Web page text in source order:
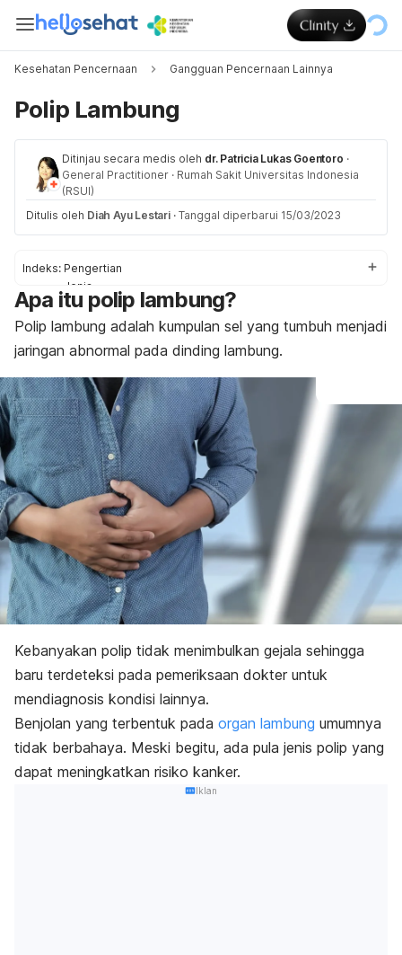
Kesehatan Pencernaan Gangguan Pencernaan Lainnya
Polip Lambung
Ditinjau secara medis oleh dr. Patricia Lukas Goentoro ·
General Practitioner · Rumah Sakit Universitas Indonesia
(RSUI)
Ditulis oleh Diah Ayu Lestari · Tanggal diperbarui 15/03/2023
Indeks: Pengertian
Jenis
Gejala
Penyebab
Diagnosis
Pengobatan
Pencegahan
Apa itu polip lambung?
Polip lambung adalah kumpulan sel yang tumbuh menjadi
jaringan abnormal pada dinding lambung.
Kebanyakan polip tidak menimbulkan gejala sehingga
baru terdeteksi pada pemeriksaan dokter untuk
mendiagnosis kondisi lainnya.
Benjolan yang terbentuk pada organ lambung umumnya
tidak berbahaya. Meski begitu, ada pula jenis polip yang
dapat meningkatkan risiko kanker.
Iklan